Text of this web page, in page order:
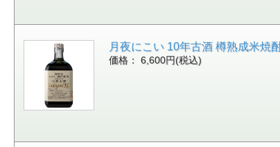
月夜にこい 10年古酒 樽熟成米焼
価格： 6,600円(税込)